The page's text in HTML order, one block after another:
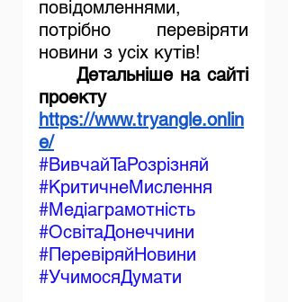
повідомленнями,
потрібно перевіряти
новини з усіх кутів!
проекту
https://www.tryangle.onlin
e/
#ВивчайТаРозрізняй
#КритичнеМислення
#Медіаграмотність
#ОсвітаДонеччини
#ПеревіряйНовини
#УчимосяДумати